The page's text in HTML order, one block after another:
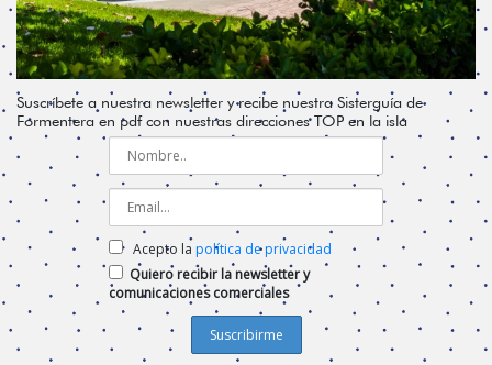
Suscríbete a nuestra newsletter y recibe nuestra Sisterguía de
Formentera en pdf con nuestras direcciones TOP en la isla
Acepto la política de privacidad
Quiero recibir la newsletter y
comunicaciones comerciales